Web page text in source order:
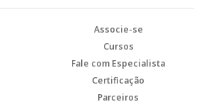
Associe-se
Cursos
Fale com Especialista
Certificação
Parceiros